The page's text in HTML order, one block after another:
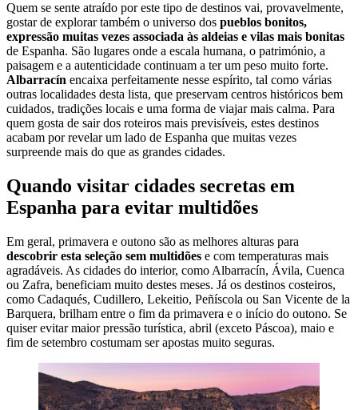
Quem se sente atraído por este tipo de destinos vai, provavelmente,
gostar de explorar também o universo dos pueblos bonitos,
expressão muitas vezes associada às aldeias e vilas mais bonitas
de Espanha. São lugares onde a escala humana, o património, a
paisagem e a autenticidade continuam a ter um peso muito forte.
Albarracín encaixa perfeitamente nesse espírito, tal como várias
outras localidades desta lista, que preservam centros históricos bem
cuidados, tradições locais e uma forma de viajar mais calma. Para
quem gosta de sair dos roteiros mais previsíveis, estes destinos
acabam por revelar um lado de Espanha que muitas vezes
surpreende mais do que as grandes cidades.
Quando visitar cidades secretas em
Espanha para evitar multidões
Em geral, primavera e outono são as melhores alturas para
descobrir esta seleção sem multidões e com temperaturas mais
agradáveis. As cidades do interior, como Albarracín, Ávila, Cuenca
ou Zafra, beneficiam muito destes meses. Já os destinos costeiros,
como Cadaqués, Cudillero, Lekeitio, Peñíscola ou San Vicente de la
Barquera, brilham entre o fim da primavera e o início do outono. Se
quiser evitar maior pressão turística, abril (exceto Páscoa), maio e
fim de setembro costumam ser apostas muito seguras.